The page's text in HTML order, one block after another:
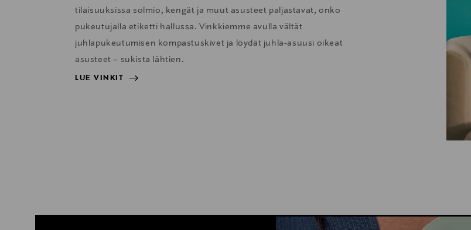
tilaisuuksissa solmio, kengät ja muut asusteet paljastavat, onko
pukeutujalla etiketti hallussa. Vinkkiemme avulla vältät
juhlapukeutumisen kompastuskivet ja löydät juhla-asuusi oikeat
asusteet – sukista lähtien.
LUE VINKIT